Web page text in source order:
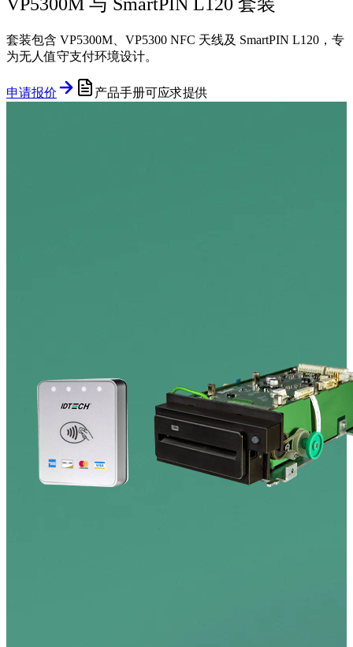
套装包含 VP5300M、VP5300 NFC 天线及 SmartPIN L120，专
为无人值守支付环境设计。
申请报价 产品手册可应求提供